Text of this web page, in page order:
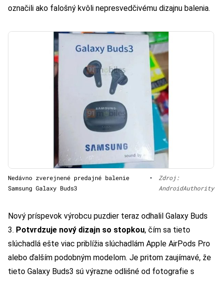
označili ako falošný kvôli nepresvedčivému dizajnu balenia.
Nedávno zverejnené predajné balenie
Samsung Galaxy Buds3
•
Zdroj:
AndroidAuthority
Nový príspevok výrobcu puzdier teraz odhalil Galaxy Buds
3. Potvrdzuje nový dizajn so stopkou, čím sa tieto
slúchadlá ešte viac priblížia slúchadlám Apple AirPods Pro
alebo ďalším podobným modelom. Je pritom zaujímavé, že
tieto Galaxy Buds3 sú výrazne odlišné od fotografie s